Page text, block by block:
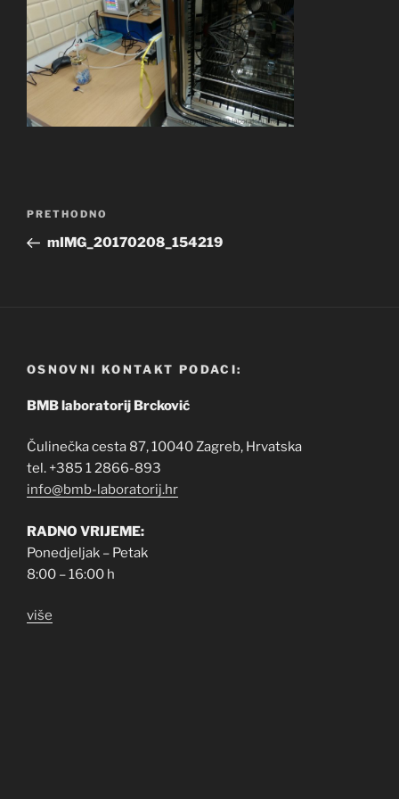
Navigacija
Prethodna
objava
PRETHODNO
mIMG_20170208_154219
OSNOVNI KONTAKT PODACI:
BMB laboratorij Brcković
Čulinečka cesta 87, 10040 Zagreb, Hrvatska
tel. +385 1 2866-893
info@bmb-laboratorij.hr
RADNO VRIJEME:
Ponedjeljak – Petak
8:00 – 16:00 h
više